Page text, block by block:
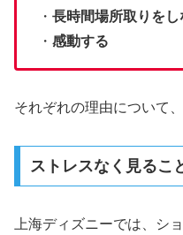
・ 長時間場所取りを
・ 感動する
それぞれの理由について
ストレスなく見るこ
上海ディズニーでは、シ